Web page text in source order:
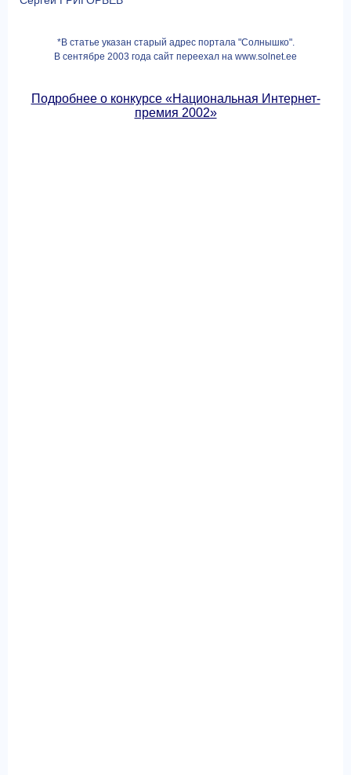
*В статье указан старый адрес портала "Солнышко".
В сентябре 2003 года сайт переехал на www.solnet.ee
Подробнее о конкурсе «Национальная Интернет-
премия 2002»